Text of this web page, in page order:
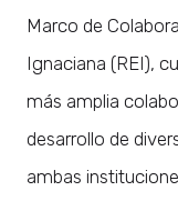
Marco de
Ignaciana (REI),
más amplia
desarrollo de
ambas